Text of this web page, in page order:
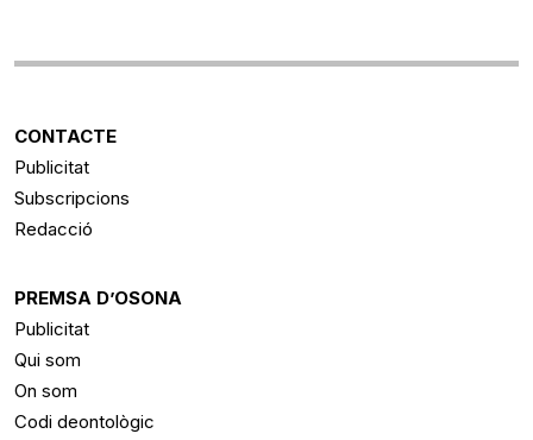
RSS
CONTACTE
Publicitat
Subscripcions
Redacció
PREMSA D’OSONA
Publicitat
Qui som
On som
Codi deontològic